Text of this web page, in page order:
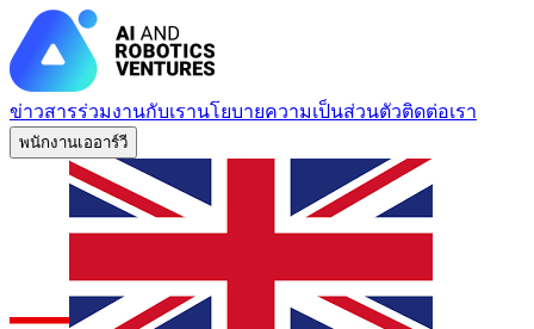
ข่าวสารร่วมงานกับเรานโยบายความเป็นส่วนตัวติดต่อเรา
พนักงานเออาร์วี